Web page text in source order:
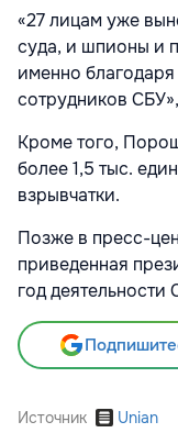
«27 лицам уже
суда, и шпионы и
именно
сотрудников
Кроме того,
более 1,5 тыс.
взрывчатки.
Позже в пресс-
приведенная
год
Источник Unian